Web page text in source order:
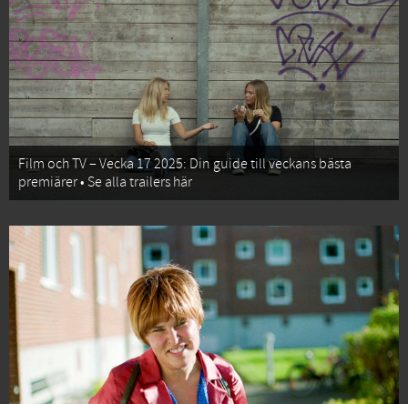
Film och TV – Vecka 17 2025: Din guide till veckans bästa
premiärer • Se alla trailers här